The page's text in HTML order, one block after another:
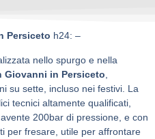
Persiceto h24: –
nello spurgo e nella
Giovanni in Persiceto
su sette, incluso nei festivi. La
tecnici altamente qualificati,
200bar di pressione, e con
per fresare, utile per affrontare